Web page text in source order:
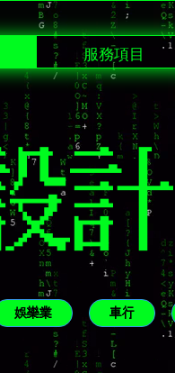
服務項目
計
娛樂業 車行